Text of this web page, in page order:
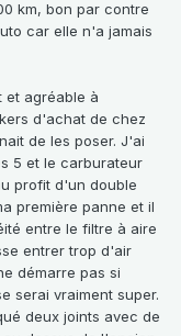
km, bon par contre
car elle n'a jamais
et agréable à
d'achat de chez
de les poser. J'ai
5 et le carburateur
profit d'un double
première panne et il
entre le filtre à aire
entrer trop d'air
démarre pas si
serai vraiment super.
deux joints avec de